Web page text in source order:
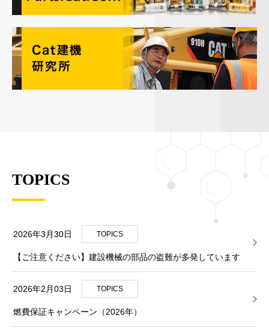
TOPICS
2026年3月30日 TOPICS
【ご注意ください】建設機械の部品の盗難が多発しています
2026年2月03日 TOPICS
燃費保証キャンペーン（2026年）